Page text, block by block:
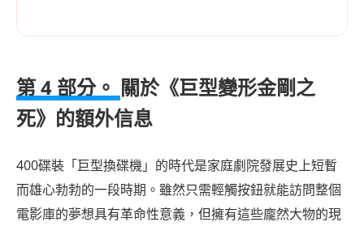
第 4 部分。 關於《巨型變形金剛之
死》的額外信息
400碟裝「巨型換碟機」的時代是家庭劇院發展史上短暫
而雄心勃勃的一段時期。雖然只需輕觸按鈕就能訪問整個
電影庫的夢想具有革命性意義，但擁有這些龐然大物的現